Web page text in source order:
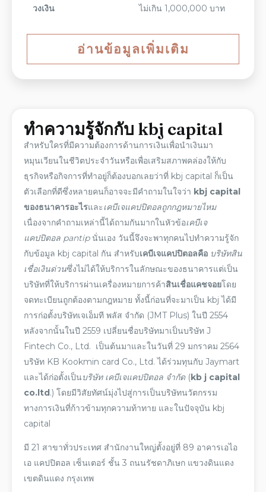
วงเงิน ไม่เกิน 1,000,000 บาท
อ่านข้อมูลเพิ่มเติม
ทำความรู้จักกับ kbj capital
สำหรับใครที่มีความต้องการด้านการเงินเพื่อนำเงินมา
หมุนเวียนในชีวิตประจำวันหรือเพื่อเสริมสภาพคล่องให้กับ
ธุรกิจหรือกิจการที่ทำอยู่ก็ต้องบอกเลยว่าที่ kbj capital ก็เป็น
ตัวเลือกที่ดีซึ่งหลายคนก็อาจจะมีคำถามในใจว่า kbj capital
ของธนาคารอะไรและเคบีเจแคปปิตอลถูกกฎหมายไหม
เนื่องจากคำถามเหล่านี้ได้ถามกันมากในหัวข้อเคบีเจ
แคปปิตอล pantipนั่นเอง วันนี้จึงจะพาทุกคนไปทำความรู้จัก
กับข้อมูล kbj capital กัน สำหรับเคบีเจแคปปิตอลคือ บริษัทสิน
เชื่อเงินด่วนซึ่งไม่ได้ให้บริการในลักษณะของธนาคารแต่เป็น
บริษัทที่ให้บริการผ่านเครื่องหมายการค้าสินเชื่อแคชจอยโดย
จดทะเบียนถูกต้องตามกฎหมาย ทั้งนี้ก่อนที่จะมาเป็น kbj ได้มี
การก่อตั้งบริษัทเจเอ็มที พลัส จำกัด (JMT Plus) ในปี 2554
หลังจากนั้นในปี 2559 เปลี่ยนชื่อบริษัทมาเป็นบริษัท J
Fintech Co., Ltd. เป็นต้นมาและในวันที่ 29 มกราคม 2564
บริษัท KB Kookmin card Co., Ltd. ได้ร่วมทุนกับ Jaymart
และได้ก่อตั้งเป็นบริษัท เคบีเจแคปปิตอล จำกัด(kb j capital
co.ltd .) โดยมีวิสัยทัศน์มุ่งไปสู่การเป็นบริษัทนวัตกรรม
ทางการเงินที่ก้าวข้ามทุกความท้าทาย และในปัจจุบัน kbj
capital
มี 21 สาขาทั่วประเทศ สำนักงานใหญ่ตั้งอยู่ที่ 89 อาคารเอไอ
เอ แคปปิตอล เซ็นเตอร์ ชั้น 3 ถนนรัชดาภิเษก แขวงดินแดง
เขตดินแดง กรุงเทพ